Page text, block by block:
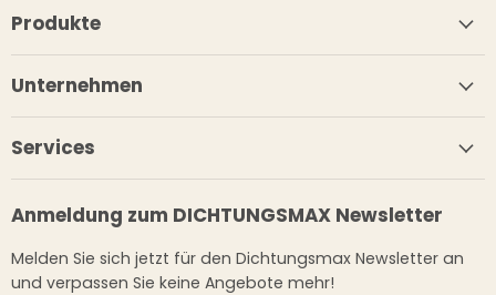
Produkte
Unternehmen
Services
Anmeldung zum DICHTUNGSMAX Newsletter
Melden Sie sich jetzt für den Dichtungsmax Newsletter an
und verpassen Sie keine Angebote mehr!